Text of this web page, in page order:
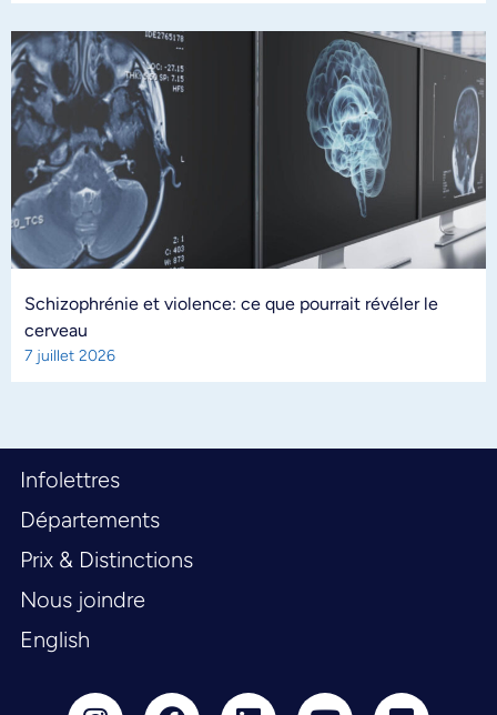
Schizophrénie et violence: ce que pourrait révéler le
cerveau
7 juillet 2026
Infolettres
Départements
Prix & Distinctions
Nous joindre
English